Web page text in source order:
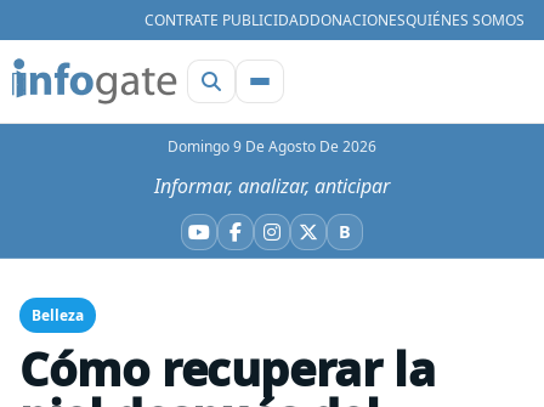
CONTRATE PUBLICIDADDONACIONESQUIÉNES SOMOS
Domingo 9 De Agosto De 2026
Informar, analizar, anticipar
YouTube
Facebook
Instagram
X BBluesky
Belleza
Cómo recuperar la